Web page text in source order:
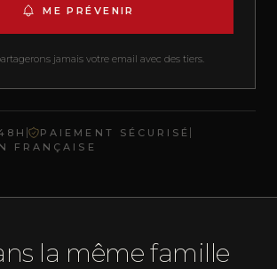
ME PRÉVENIR
jamais votre email avec des tiers.
PAIEMENT SÉCURISÉ
FRANÇAISE
la même famille